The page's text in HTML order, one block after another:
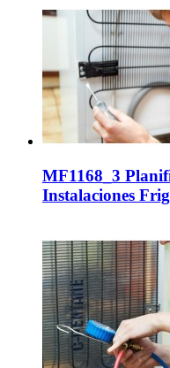
MF1168_3
Instalaciones